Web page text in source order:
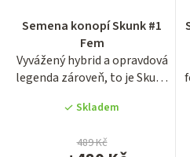
Semena konopí Skunk #1
Fem
Vyvážený hybrid a opravdová
legenda zároveň, to je Skunk
hodnocení
produktu
je
4,0
z
hvězdiček.
Skladem
489 Kč